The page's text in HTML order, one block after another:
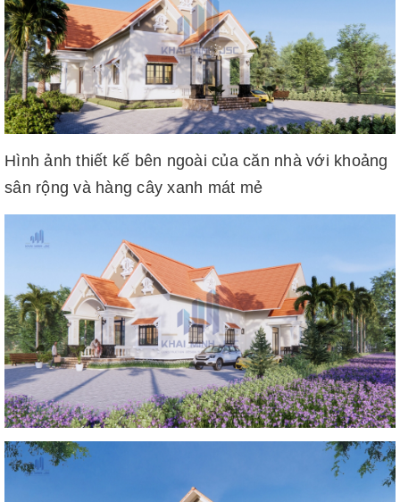
Hình ảnh thiết kế bên ngoài của căn nhà với khoảng
sân rộng và hàng cây xanh mát mẻ